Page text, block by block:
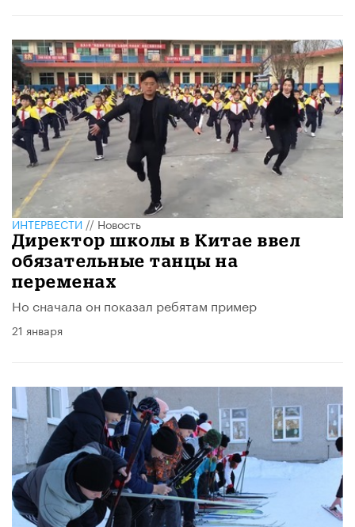
ИНТЕРВЕСТИ//Новость
Директор школы в Китае ввел
обязательные танцы на
переменах
Но сначала он показал ребятам пример
21 января